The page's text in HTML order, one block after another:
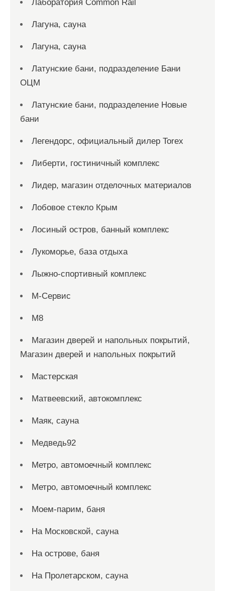
Лаборатория Common Rail
Лагуна, сауна
Лагуна, сауна
Латунские бани, подразделение Бани
ОЦМ
Латунские бани, подразделение Новые
бани
Легендорс, официальный дилер Torex
Либерти, гостиничный комплекс
Лидер, магазин отделочных материалов
Лобовое стекло Крым
Лосиный остров, банный комплекс
Лукоморье, база отдыха
Лыжно-спортивный комплекс
М-Сервис
М8
Магазин дверей и напольных покрытий,
Магазин дверей и напольных покрытий
Мастерская
Матвеевский, автокомплекс
Маяк, сауна
Медведь92
Метро, автомоечный комплекс
Метро, автомоечный комплекс
Моем-парим, баня
На Московской, сауна
На острове, баня
На Пролетарском, сауна